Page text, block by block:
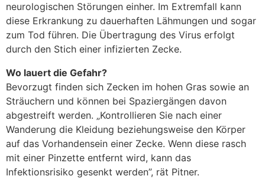
neurologischen Störungen einher. Im Extremfall kann
diese Erkrankung zu dauerhaften Lähmungen und sogar
zum Tod führen. Die Übertragung des Virus erfolgt
durch den Stich einer infizierten Zecke.
Wo lauert die Gefahr?
Bevorzugt finden sich Zecken im hohen Gras sowie an
Sträuchern und können bei Spaziergängen davon
abgestreift werden. „Kontrollieren Sie nach einer
Wanderung die Kleidung beziehungsweise den Körper
auf das Vorhandensein einer Zecke. Wenn diese rasch
mit einer Pinzette entfernt wird, kann das
Infektionsrisiko gesenkt werden”, rät Pitner.